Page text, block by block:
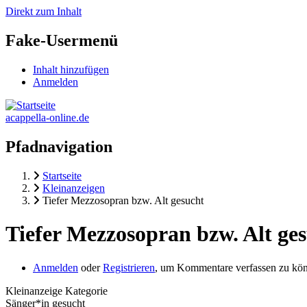
Direkt zum Inhalt
Fake-Usermenü
Inhalt hinzufügen
Anmelden
acappella-online.de
Pfadnavigation
Startseite
Kleinanzeigen
Tiefer Mezzosopran bzw. Alt gesucht
Tiefer Mezzosopran bzw. Alt
Anmelden oderRegistrieren, um Kommentare verfassen zu
Kleinanzeige Kategorie
Sänger*in gesucht